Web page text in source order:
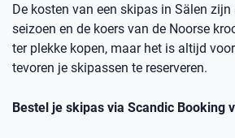
De kosten van een skipas in Sälen
seizoen en de koers van de Noorse
ter plekke kopen, maar het is altijd
tevoren je skipassen te reserveren.
Bestel je skipas via Scandic Booking